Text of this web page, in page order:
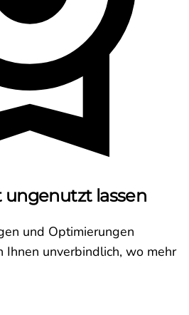
ungenutzt lassen
und Optimierungen
Ihnen unverbindlich, wo mehr